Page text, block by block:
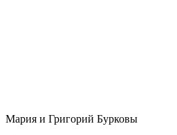
Мария и Григорий Бурковы